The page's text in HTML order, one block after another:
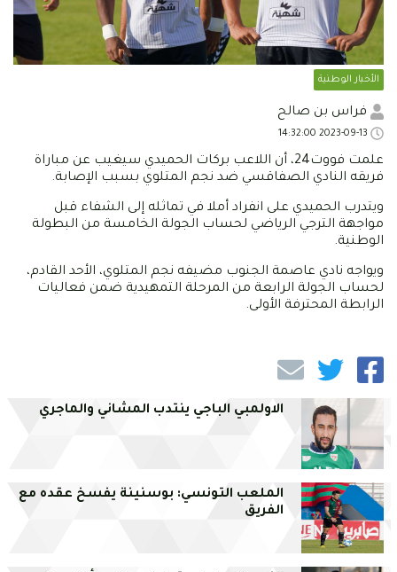
الأخبار الوطنية
فراس بن صالح
علمت فووت24، أن اللاعب بركات الحميدي سيغيب عن مباراة
فريقه النادي الصفاقسي ضد نجم المتلوي بسبب الإصابة.
ويتدرب الحميدي على انفراد أملا في تماثله إلى الشفاء قبل
مواجهة الترجي الرياضي لحساب الجولة الخامسة من البطولة
الوطنية.
ويواجه نادي عاصمة الجنوب مضيفه نجم المتلوي، الأحد القادم،
لحساب الجولة الرابعة من المرحلة التمهيدية ضمن فعاليات
الرابطة المحترفة الأولى.
الاولمبي الباجي ينتدب المشاني والماجري
الملعب التونسي: بوسنينة يفسخ عقده مع
الفريق